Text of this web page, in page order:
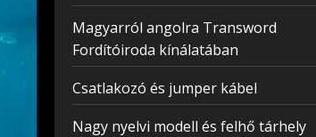
Magyarról angolra Transword
Fordítóiroda kínálatában
Csatlakozó és jumper kábel
Nagy nyelvi modell és felhő tárhely